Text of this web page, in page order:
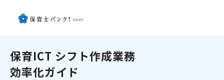
保育ICT シフト作成業務
効率化ガイド